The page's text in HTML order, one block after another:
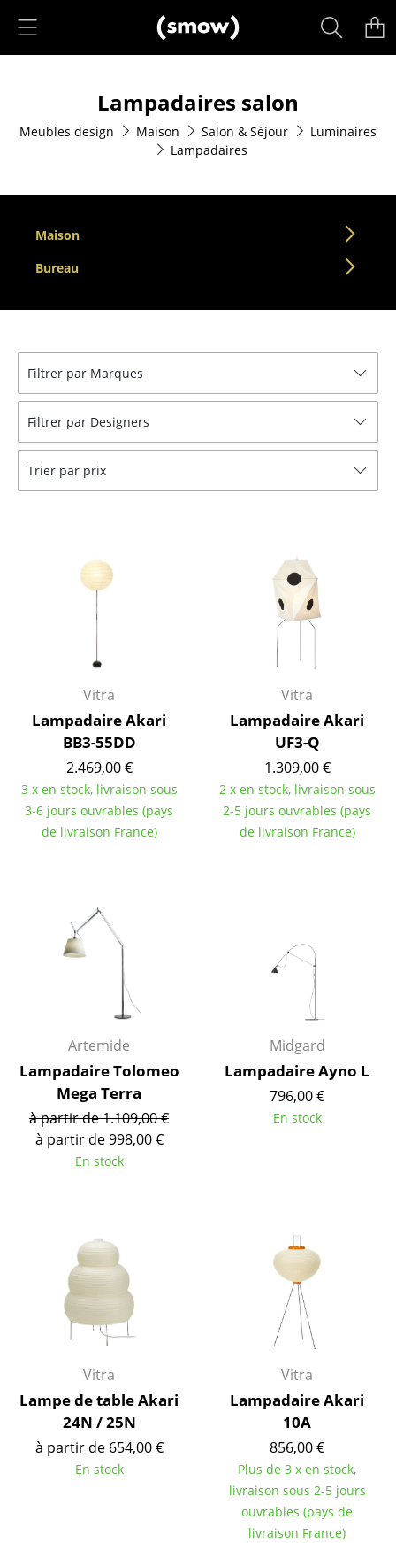
Chaises de cuisine & salle à manger
Chaises et Tabourets de bar
Tabourets
Bancs & Chaises longues
Poufs poires
Chaises à bascule
Chaises de bureau
Chaises de conférence
Pièces détachées
... voir tous les sièges
Tables
Tables de repas
Bureaux & Secrétaires
Secrétaires & Tables PC
Tables de conférence et Pupitres
Tables hautes & Pupitres
Tables enfants
Table de jardin
Chariots & Dessertes
Rangements
Étagères & Armoires
Bibliothèques
Buffets & Commodes
Meubles TV
Caissons roulants et Meubles d’appoint
Lampadaires salon
Meubles design Maison Salon & Séjour
Luminaires
Lampadaires
Maison
Bureau
Filtrer par Marques
Filtrer par Designers
Trier par prix
Vitra
Lampadaire Akari
BB3-55DD
2.469,00 €
3 x en stock, livraison sous
3-6 jours ouvrables (pays
de livraison France)
Vitra
Lampadaire Akari
UF3-Q
1.309,00 €
2 x en stock, livraison sous
2-5 jours ouvrables (pays
de livraison France)
Artemide
Lampadaire Tolomeo
Mega Terra
à partir de 1.109,00 €
à partir de 998,00 €
En stock
Midgard
Lampadaire Ayno L
796,00 €
En stock
Vitra
Lampe de table Akari
24N / 25N
à partir de 654,00 €
En stock
Vitra
Lampadaire Akari
10A
856,00 €
Plus de 3 x en stock,
livraison sous 2-5 jours
ouvrables (pays de
livraison France)